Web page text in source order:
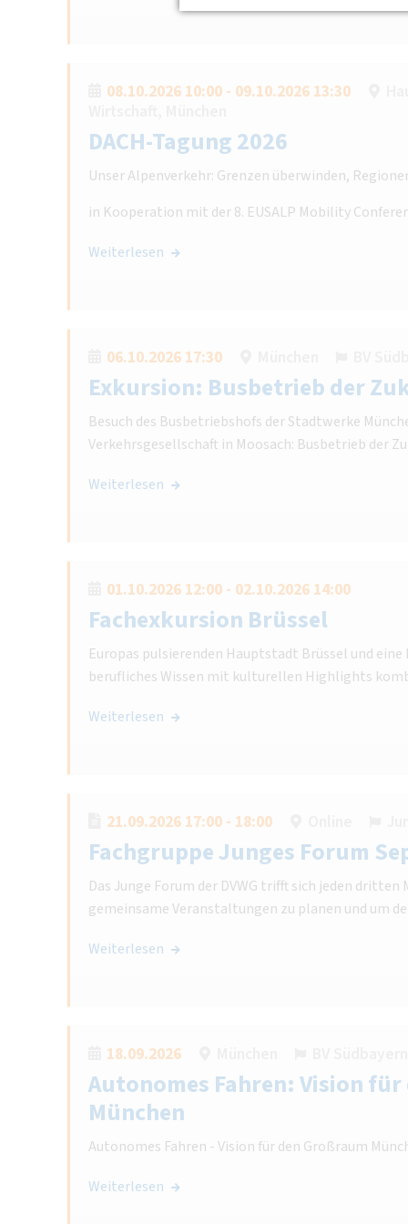
08.10.2026 10:00 - 09.10.2026 13:30
DACH-Tagung 2026
Unser Alpenverkehr: Grenzen überwinden,
in Kooperation mit der 8. EUSALP Mobility
Weiterlesen
06.10.2026 17:30
Exkursion: Busbetrieb der
Besuch des Busbetriebshofs der Stadtwerke
Verkehrsgesellschaft in Moosach: Busbetrieb der
Weiterlesen
01.10.2026 12:00 - 02.10.2026 14:00
Fachexkursion Brüssel
Europas pulsierenden Hauptstadt Brüssel und eine
berufliches Wissen mit kulturellen Highlights
Weiterlesen
21.09.2026 17:00 - 18:00
Fachgruppe Junges Forum
Das Junge Forum der DVWG trifft sich jeden
gemeinsame Veranstaltungen zu planen und um
Weiterlesen
18.09.2026
Autonomes Fahren: Vision
München
Autonomes Fahren - Vision für den Großraum
Weiterlesen